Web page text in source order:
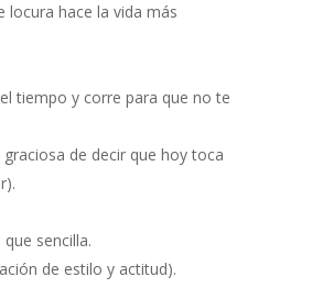
locura hace la vida más
tiempo y corre para que no te
de decir que hoy toca
sencilla.
de estilo y actitud).